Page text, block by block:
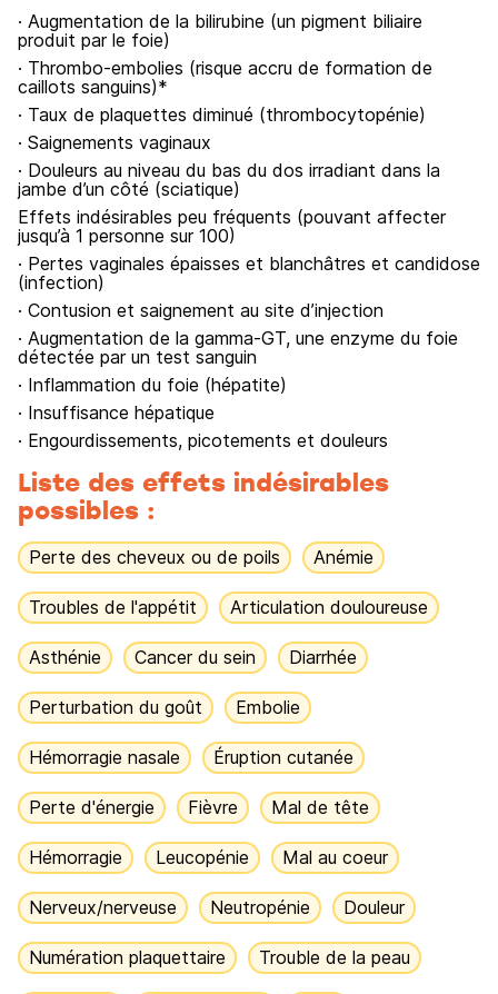
· Augmentation de la bilirubine (un pigment biliaire
produit par le foie)
· Thrombo-embolies (risque accru de formation de
caillots sanguins)*
· Taux de plaquettes diminué (thrombocytopénie)
· Saignements vaginaux
· Douleurs au niveau du bas du dos irradiant dans la
jambe d’un côté (sciatique)
Effets indésirables peu fréquents (pouvant affecter
jusqu’à 1 personne sur 100)
· Pertes vaginales épaisses et blanchâtres et candidose
(infection)
· Contusion et saignement au site d’injection
· Augmentation de la gamma-GT, une enzyme du foie
détectée par un test sanguin
· Inflammation du foie (hépatite)
· Insuffisance hépatique
· Engourdissements, picotements et douleurs
Liste des effets indésirables
possibles :
Perte des cheveux ou de poils Anémie
Troubles de l'appétit Articulation douloureuse
Asthénie Cancer du sein Diarrhée
Perturbation du goût Embolie
Hémorragie nasale Éruption cutanée
Perte d'énergie Fièvre Mal de tête
Hémorragie Leucopénie Mal au coeur
Nerveux/nerveuse Neutropénie Douleur
Numération plaquettaire Trouble de la peau